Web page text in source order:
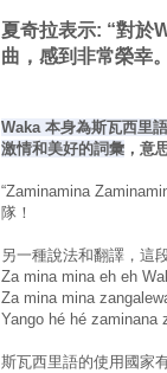
夏奇拉表示: “對於
曲，感到非常榮幸。
Waka 本身為斯瓦西里
激情和美好的詞彙 ，意
“Zaminamina
隊！
另一種說法和翻譯，這
Za mina mina eh eh
Za mina mina
Yango hé hé zaminana
斯瓦西里語的使用國家